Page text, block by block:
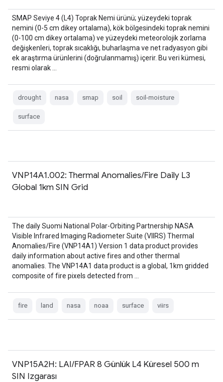
SMAP Seviye 4 (L4) Toprak Nemi ürünü; yüzeydeki toprak
nemini (0-5 cm dikey ortalama), kök bölgesindeki toprak nemini
(0-100 cm dikey ortalama) ve yüzeydeki meteorolojik zorlama
değişkenleri, toprak sıcaklığı, buharlaşma ve net radyasyon gibi
ek araştırma ürünlerini (doğrulanmamış) içerir. Bu veri kümesi,
resmi olarak …
drought nasa smap soil soil-moisture
surface
VNP14A1.002: Thermal Anomalies/Fire Daily L3
Global 1km SIN Grid
The daily Suomi National Polar-Orbiting Partnership NASA
Visible Infrared Imaging Radiometer Suite (VIIRS) Thermal
Anomalies/Fire (VNP14A1) Version 1 data product provides
daily information about active fires and other thermal
anomalies. The VNP14A1 data product is a global, 1km gridded
composite of fire pixels detected from …
fire land nasa noaa surface viirs
VNP15A2H: LAI/FPAR 8 Günlük L4 Küresel 500 m
SIN Izgarası